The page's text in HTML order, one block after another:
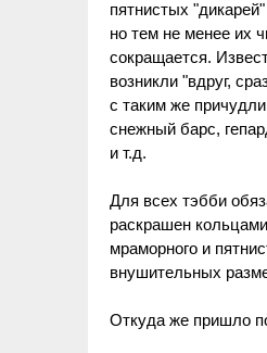
пятнистых
но тем не менее их
сокращается.
возникли "вдруг,
с таким же
снежный барс,
и т.д.
Для всех тэбби
раскрашен
мраморного и
внушительных
Откуда же пришло